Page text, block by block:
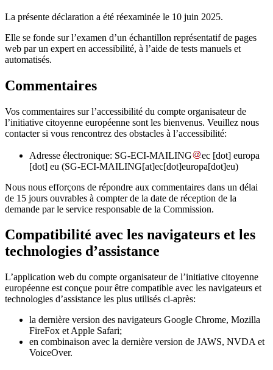
La présente déclaration a été réexaminée le 10 juin 2025.
Elle se fonde sur l’examen d’un échantillon représentatif de pages
web par un expert en accessibilité, à l’aide de tests manuels et
automatisés.
Commentaires
Vos commentaires sur l’accessibilité du compte organisateur de
l’initiative citoyenne européenne sont les bienvenus. Veuillez nous
contacter si vous rencontrez des obstacles à l’accessibilité:
Adresse électronique: SG-ECI-MAILING ec [dot] europa
[dot] eu (SG-ECI-MAILING[at]ec[dot]europa[dot]eu)
Nous nous efforçons de répondre aux commentaires dans un délai
de 15 jours ouvrables à compter de la date de réception de la
demande par le service responsable de la Commission.
Compatibilité avec les navigateurs et les
technologies d’assistance
L’application web du compte organisateur de l’initiative citoyenne
européenne est conçue pour être compatible avec les navigateurs et
technologies d’assistance les plus utilisés ci-après:
la dernière version des navigateurs Google Chrome, Mozilla
FireFox et Apple Safari;
en combinaison avec la dernière version de JAWS, NVDA et
VoiceOver.